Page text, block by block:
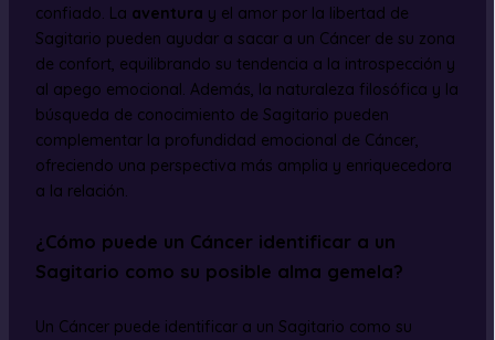
confiado. La aventura y el amor por la libertad de
Sagitario pueden ayudar a sacar a un Cáncer de su zona
de confort, equilibrando su tendencia a la introspección y
al apego emocional. Además, la naturaleza filosófica y la
búsqueda de conocimiento de Sagitario pueden
complementar la profundidad emocional de Cáncer,
ofreciendo una perspectiva más amplia y enriquecedora
a la relación.
¿Cómo puede un Cáncer identificar a un
Sagitario como su posible alma gemela?
Un Cáncer puede identificar a un Sagitario como su